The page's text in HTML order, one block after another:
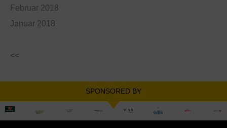
Februar 2018
Januar 2018
<<
SPONSORED BY